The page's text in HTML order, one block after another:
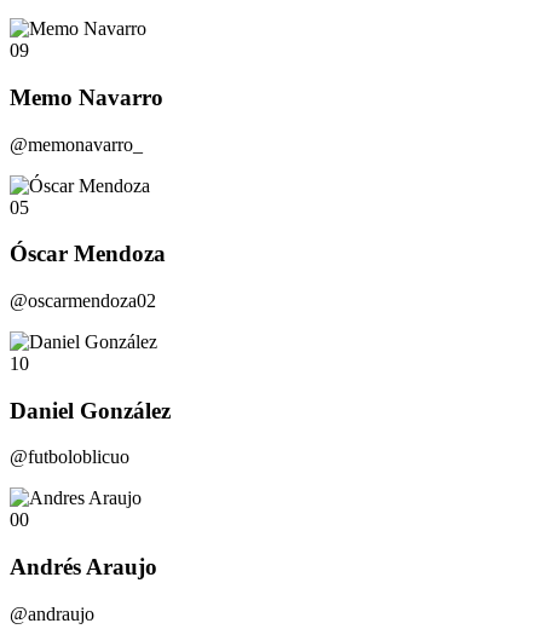
09
Memo Navarro
@memonavarro_
05
Óscar Mendoza
@oscarmendoza02
10
Daniel González
@futboloblicuo
00
Andrés Araujo
@andraujo